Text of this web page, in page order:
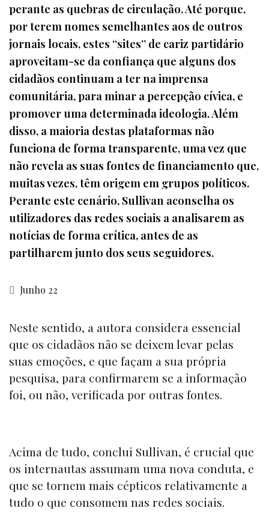
perante as quebras de circulação. Até porque,
por terem nomes semelhantes aos de outros
jornais locais, estes “sites” de cariz partidário
aproveitam-se da confiança que alguns dos
cidadãos continuam a ter na imprensa
comunitária, para minar a percepção cívica, e
promover uma determinada ideologia. Além
disso, a maioria destas plataformas não
funciona de forma transparente, uma vez que
não revela as suas fontes de financiamento que,
muitas vezes, têm origem em grupos políticos.
Perante este cenário, Sullivan aconselha os
utilizadores das redes sociais a analisarem as
notícias de forma crítica, antes de as
partilharem junto dos seus seguidores.
Junho 22
Neste sentido, a autora considera essencial
que os cidadãos não se deixem levar pelas
suas emoções, e que façam a sua própria
pesquisa, para confirmarem se a informação
foi, ou não, verificada por outras fontes.
Acima de tudo, conclui Sullivan, é crucial que
os internautas assumam uma nova conduta, e
que se tornem mais cépticos relativamente a
tudo o que consomem nas redes sociais.